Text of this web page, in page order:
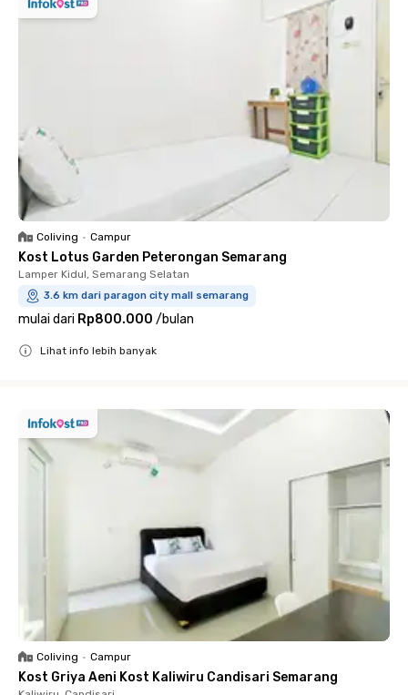
Coliving • Campur
Kost Lotus Garden Peterongan Semarang
Lamper Kidul, Semarang Selatan
3.6 km dari paragon city mall semarang
mulai dari Rp800.000 /bulan
Lihat info lebih banyak
Coliving • Campur
Kost Griya Aeni Kost Kaliwiru Candisari Semarang